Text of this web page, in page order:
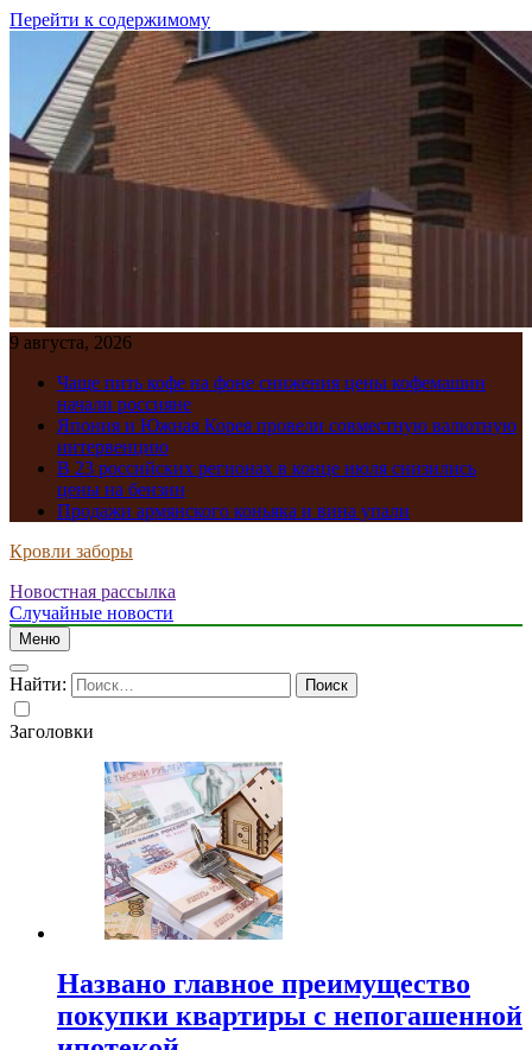
Перейти к содержимому
9 августа, 2026
Чаще пить кофе на фоне снижения цены кофемашин
начали россияне
Япония и Южная Корея провели совместную валютную
интервенцию
В 23 российских регионах в конце июля снизились
цены на бензин
Продажи армянского коньяка и вина упали
Кровли заборы
Новостная рассылка
Случайные новости
Меню
Найти:
Заголовки
Названо главное преимущество
покупки квартиры с непогашенной